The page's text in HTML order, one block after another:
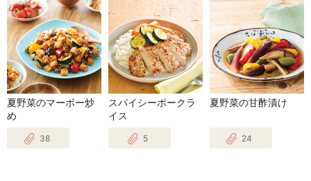
夏野菜のマーボー炒
め
38
スパイシーポークラ
イス
5
夏野菜の甘酢漬け
24